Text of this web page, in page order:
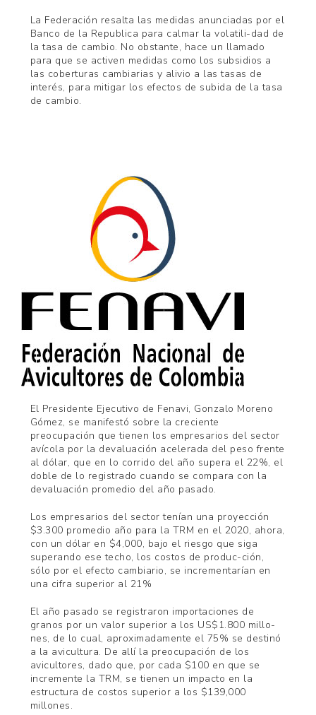
La Federación resalta las medidas anunciadas por el
Banco de la Republica para calmar la volatili-dad de
la tasa de cambio. No obstante, hace un llamado
para que se activen medidas como los subsidios a
las coberturas cambiarias y alivio a las tasas de
interés, para mitigar los efectos de subida de la tasa
de cambio.
El Presidente Ejecutivo de Fenavi, Gonzalo Moreno
Gómez, se manifestó sobre la creciente
preocupación que tienen los empresarios del sector
avícola por la devaluación acelerada del peso frente
al dólar, que en lo corrido del año supera el 22%, el
doble de lo registrado cuando se compara con la
devaluación promedio del año pasado.
Los empresarios del sector tenían una proyección
$3.300 promedio año para la TRM en el 2020, ahora,
con un dólar en $4,000, bajo el riesgo que siga
superando ese techo, los costos de produc-ción,
sólo por el efecto cambiario, se incrementarían en
una cifra superior al 21%
El año pasado se registraron importaciones de
granos por un valor superior a los US$1.800 millo-
nes, de lo cual, aproximadamente el 75% se destinó
a la avicultura. De allí la preocupación de los
avicultores, dado que, por cada $100 en que se
incremente la TRM, se tienen un impacto en la
estructura de costos superior a los $139,000
millones.